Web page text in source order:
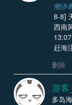
潮汐
8-8]
西南
赶海
删除
游客
多岛